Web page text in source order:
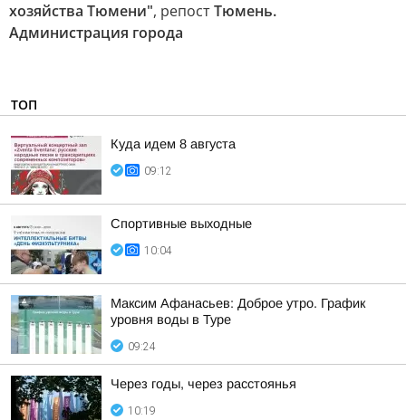
хозяйства Тюмени", репостТюмень.
Администрация города
ТОП
Куда идем 8 августа
09:12
Спортивные выходные
10:04
Максим Афанасьев: Доброе утро. График
уровня воды в Туре
09:24
Через годы, через расстоянья
10:19